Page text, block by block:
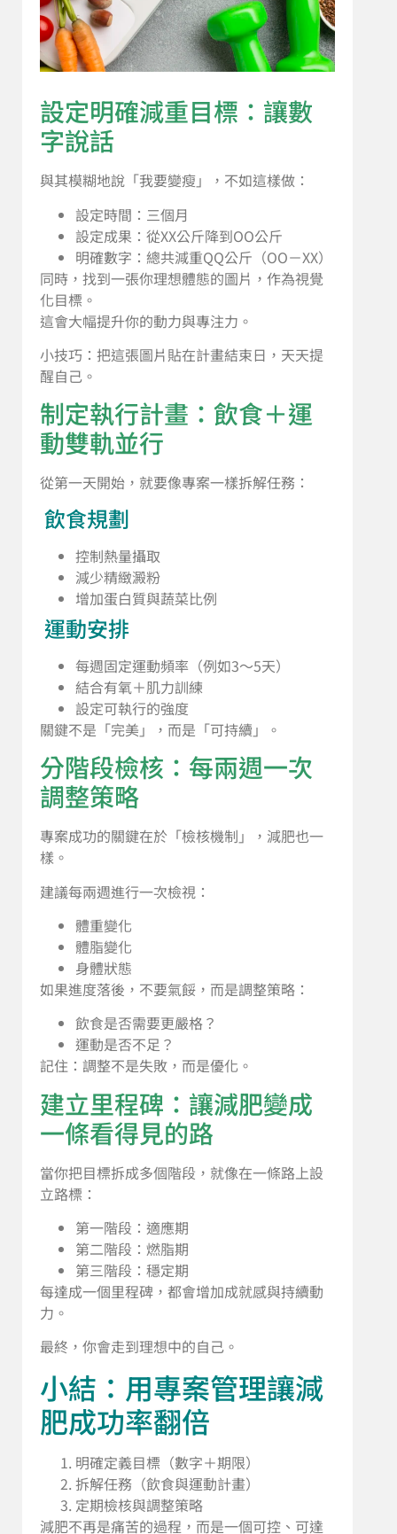
設定明確減重目標：讓數
字說話
與其模糊地說「我要變瘦」，不如這樣做：
設定時間：三個月
設定成果：從XX公斤降到OO公斤
明確數字：總共減重QQ公斤（OO－XX）
同時，找到一張你理想體態的圖片，作為視覺
化目標。
這會大幅提升你的動力與專注力。
小技巧：把這張圖片貼在計畫結束日，天天提
醒自己。
制定執行計畫：飲食＋運
動雙軌並行
從第一天開始，就要像專案一樣拆解任務：
飲食規劃
控制熱量攝取
減少精緻澱粉
增加蛋白質與蔬菜比例
運動安排
每週固定運動頻率（例如3～5天）
結合有氧＋肌力訓練
設定可執行的強度
關鍵不是「完美」，而是「可持續」。
分階段檢核：每兩週一次
調整策略
專案成功的關鍵在於「檢核機制」，減肥也一
樣。
建議每兩週進行一次檢視：
體重變化
體脂變化
身體狀態
如果進度落後，不要氣餒，而是調整策略：
飲食是否需要更嚴格？
運動是否不足？
記住：調整不是失敗，而是優化。
建立里程碑：讓減肥變成
一條看得見的路
當你把目標拆成多個階段，就像在一條路上設
立路標：
第一階段：適應期
第二階段：燃脂期
第三階段：穩定期
每達成一個里程碑，都會增加成就感與持續動
力。
最終，你會走到理想中的自己。
小結：用專案管理讓減
肥成功率翻倍
明確定義目標（數字＋期限）
拆解任務（飲食與運動計畫）
定期檢核與調整策略
減肥不再是痛苦的過程，而是一個可控、可達